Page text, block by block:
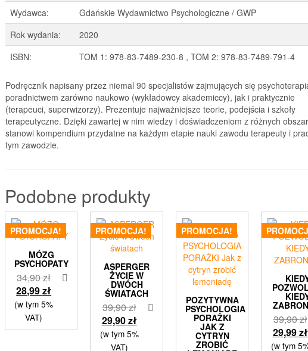
Wydawca:
Gdańskie Wydawnictwo Psychologiczne / GWP
Rok wydania:
2020
ISBN:
TOM 1: 978-83-7489-230-8 , TOM 2: 978-83-7489-791-4
Podręcznik napisany przez niemal 90 specjalistów zajmujących się
poradnictwem zarówno naukowo (wykładowcy akademiccy), jak i praktycznie
(terapeuci, superwizorzy). Prezentuje najważniejsze teorie, podejścia i szkoły
terapeutyczne. Dzięki zawartej w nim wiedzy i doświadczeniom z różnych
stanowi kompendium przydatne na każdym etapie nauki zawodu terapeuty i
tym zawodzie.
Podobne produkty
PROMOCJA!
MÓZG
PSYCHOPATY
34,90złPierwotna
cena
wynosiła:
28,99złAktualna
cena
28,99 zł.
(w tym 5%
VAT)
PROMOCJA!
ASPERGER
ŻYCIE W
DWÓCH
ŚWIATACH
39,90złPierwotna
cena
wynosiła:
29,90złAktualna
cena
(w tym 5%
VAT)
PROMOCJA!
POZYTYWNA
PSYCHOLOGIA
PORAŻKI
JAK Z
CYTRYN
ZROBIĆ
39,90zł
29,99zł
(w tym